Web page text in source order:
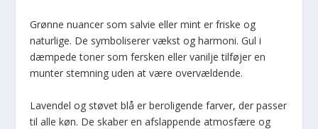
Grønne nuancer som salvie eller mint er friske og
naturlige. De symboliserer vækst og harmoni. Gul i
dæmpede toner som fersken eller vanilje tilføjer en
munter stemning uden at være overvældende.
Lavendel og støvet blå er beroligende farver, der passer
til alle køn. De skaber en afslappende atmosfære og